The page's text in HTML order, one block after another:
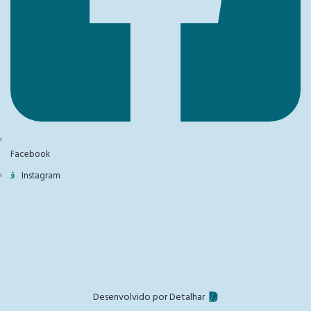
Facebook
Instagram
Desenvolvido por Detalhar